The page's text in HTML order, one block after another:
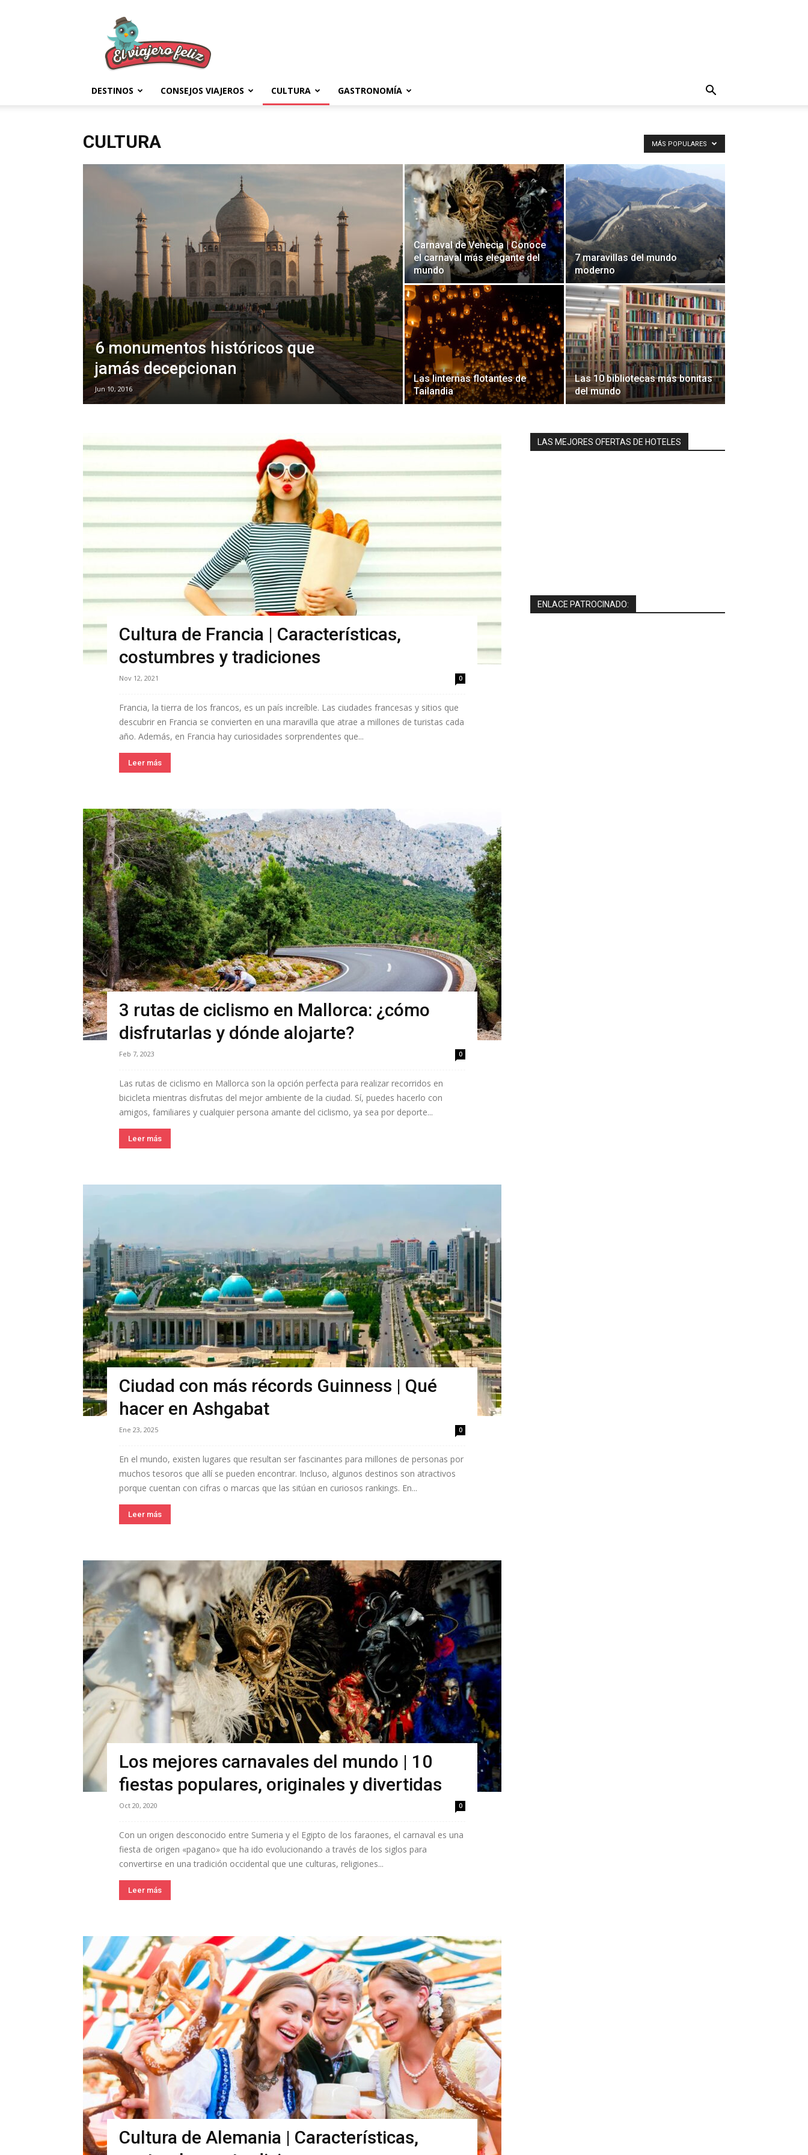
Feliz
DESTINOS CONSEJOS VIAJEROS CULTURA GASTRONOMÍA
CULTURA MÁS POPULARES
6 monumentos históricos que
jamás decepcionan
Jun 10, 2016
Carnaval de Venecia | Conoce
el carnaval más elegante del
mundo
7 maravillas del mundo
moderno
Las linternas flotantes de
Tailandia
Las 10 bibliotecas más bonitas
del mundo
Cultura de Francia | Características,
costumbres y tradiciones
Nov 12, 2021 0
Francia, la tierra de los francos, es un país increíble. Las ciudades francesas y sitios que
descubrir en Francia se convierten en una maravilla que atrae a millones de turistas cada
año. Además, en Francia hay curiosidades sorprendentes que...
Leer más
3 rutas de ciclismo en Mallorca: ¿cómo
disfrutarlas y dónde alojarte?
Feb 7, 2023 0
Las rutas de ciclismo en Mallorca son la opción perfecta para realizar recorridos en
bicicleta mientras disfrutas del mejor ambiente de la ciudad. Sí, puedes hacerlo con
amigos, familiares y cualquier persona amante del ciclismo, ya sea por deporte...
Leer más
Ciudad con más récords Guinness | Qué
hacer en Ashgabat
Ene 23, 2025 0
En el mundo, existen lugares que resultan ser fascinantes para millones de personas por
muchos tesoros que allí se pueden encontrar. Incluso, algunos destinos son atractivos
porque cuentan con cifras o marcas que las sitúan en curiosos rankings. En...
Leer más
Los mejores carnavales del mundo | 10
fiestas populares, originales y divertidas
Oct 20, 2020 0
Con un origen desconocido entre Sumeria y el Egipto de los faraones, el carnaval es una
fiesta de origen «pagano» que ha ido evolucionando a través de los siglos para
convertirse en una tradición occidental que une culturas, religiones...
Leer más
Cultura de Alemania | Características,
LAS MEJORES OFERTAS DE HOTELES
ENLACE PATROCINADO: